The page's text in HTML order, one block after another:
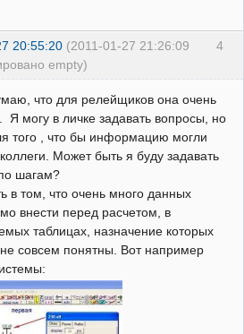
4
20:55:20 (2011-01-27 21:26:09
empty)
что для релейщиков она очень
Я могу в личке задавать вопросы, но
того , что бы информацию могли
Может быть я буду задавать
шагам?
в том, что очень много данных
внести перед расчетом, в
таблицах, назначение которых
совсем понятны. Вот например